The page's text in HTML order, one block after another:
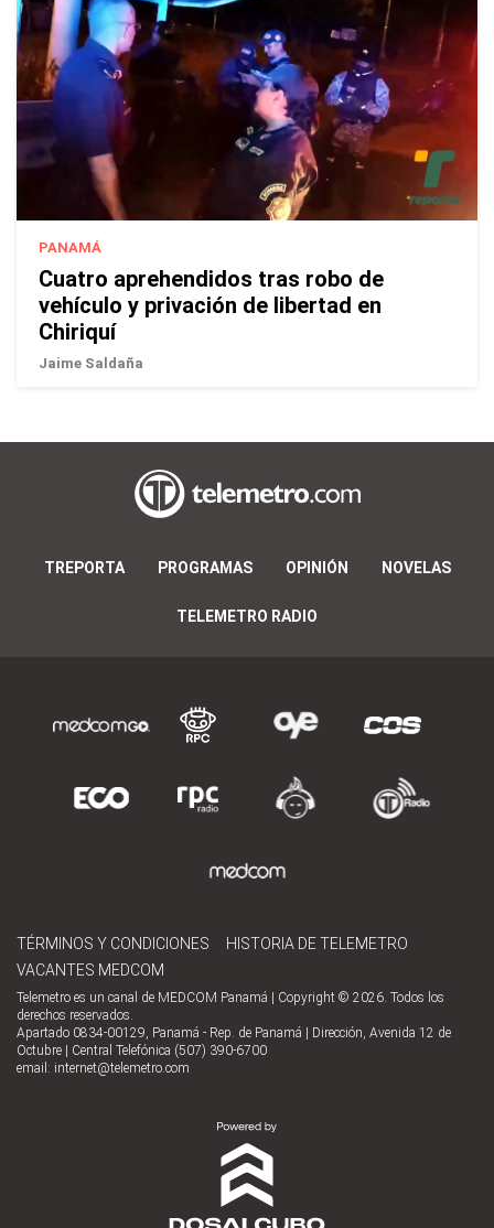
PANAMÁ
Cuatro aprehendidos tras robo de
vehículo y privación de libertad en
Chiriquí
Jaime Saldaña
TREPORTA PROGRAMAS OPINIÓN NOVELAS
TELEMETRO RADIO
TÉRMINOS Y CONDICIONES
HISTORIA DE TELEMETRO
VACANTES MEDCOM
Telemetro es un canal de MEDCOM Panamá | Copyright © 2026. Todos los
derechos reservados.
Apartado 0834-00129, Panamá - Rep. de Panamá | Dirección, Avenida 12 de
Octubre | Central Telefónica (507) 390-6700
email: internet@telemetro.com